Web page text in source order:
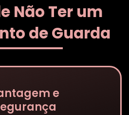
Não Ter um
de Guarda
e